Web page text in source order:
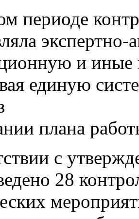
периоде
и иные
единую
плана
с
28